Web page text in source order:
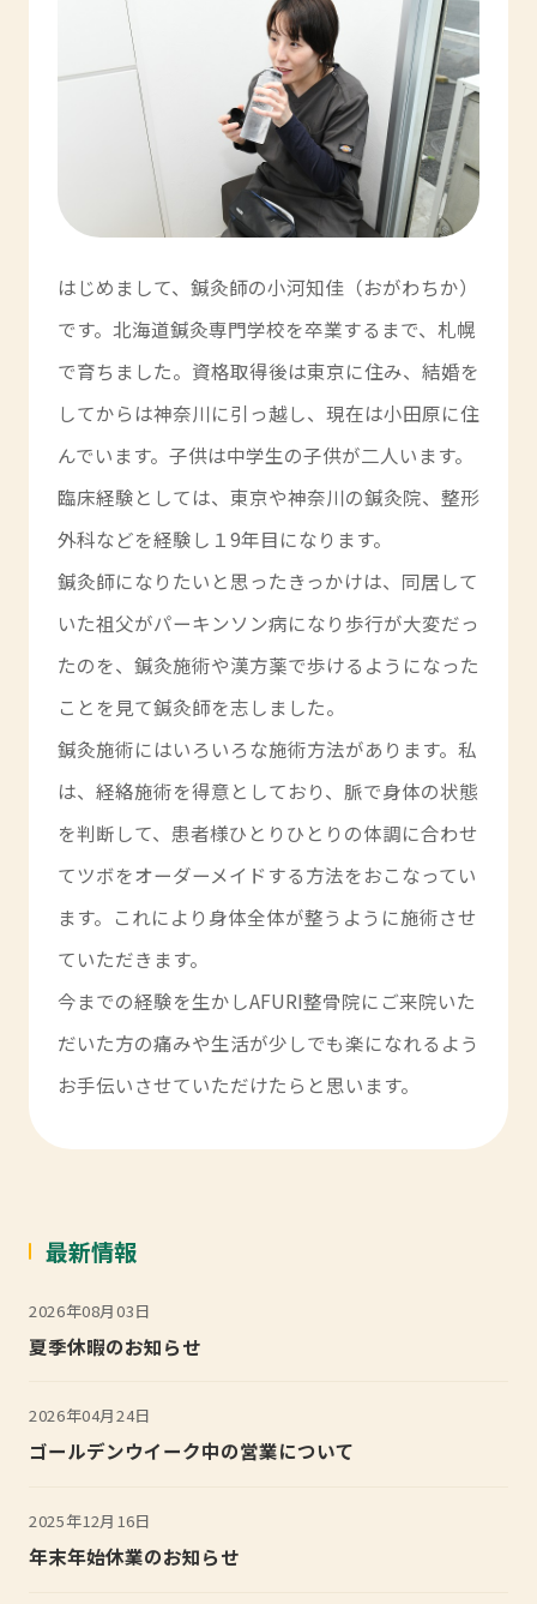
はじめまして、鍼灸師の小河知佳（おがわちか）
です。北海道鍼灸専門学校を卒業するまで、札幌
で育ちました。資格取得後は東京に住み、結婚を
してからは神奈川に引っ越し、現在は小田原に住
んでいます。子供は中学生の子供が二人います。
臨床経験としては、東京や神奈川の鍼灸院、整形
外科などを経験し１9年目になります。
鍼灸師になりたいと思ったきっかけは、同居して
いた祖父がパーキンソン病になり歩行が大変だっ
たのを、鍼灸施術や漢方薬で歩けるようになった
ことを見て鍼灸師を志しました。
鍼灸施術にはいろいろな施術方法があります。私
は、経絡施術を得意としており、脈で身体の状態
を判断して、患者様ひとりひとりの体調に合わせ
てツボをオーダーメイドする方法をおこなってい
ます。これにより身体全体が整うように施術させ
ていただきます。
今までの経験を生かしAFURI整骨院にご来院いた
だいた方の痛みや生活が少しでも楽になれるよう
お手伝いさせていただけたらと思います。
最新情報
2026年08月03日
夏季休暇のお知らせ
2026年04月24日
ゴールデンウイーク中の営業について
2025年12月16日
年末年始休業のお知らせ